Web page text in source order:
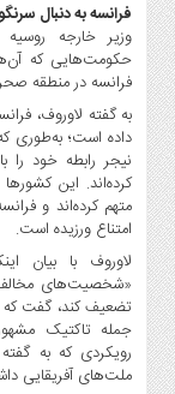
فرانسه به دنبال
وزیر خارجه
حکومت‌هایی که
فرانسه در منطقه
به گفته لاوروف،
داده است؛ به‌طوری
نیجر رابطه خود را
کرده‌اند. این
متهم کرده‌اند و
امتناع ورزیده است.
لاوروف با بیان
«شخصیت‌های
تضعیف کند، گفت که
جمله تاکتیک
رویکردی که به
ملت‌های آفریقایی